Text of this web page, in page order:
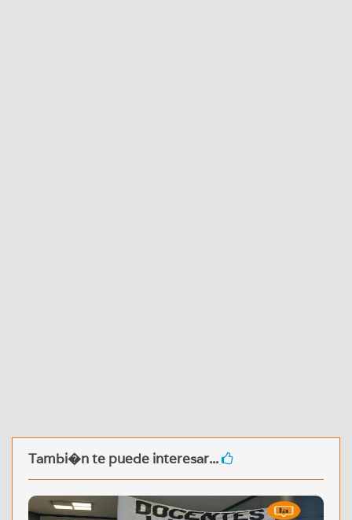
Tambi�n te puede interesar...